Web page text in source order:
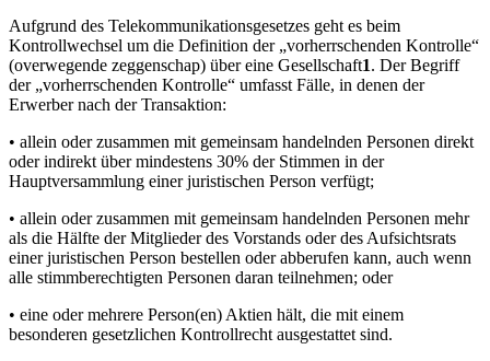
Aufgrund des Telekommunikationsgesetzes geht es beim
Kontrollwechsel um die Definition der „vorherrschenden Kontrolle“
(overwegende zeggenschap) über eine Gesellschaft1. Der Begriff
der „vorherrschenden Kontrolle“ umfasst Fälle, in denen der
Erwerber nach der Transaktion:
• allein oder zusammen mit gemeinsam handelnden Personen direkt
oder indirekt über mindestens 30% der Stimmen in der
Hauptversammlung einer juristischen Person verfügt;
• allein oder zusammen mit gemeinsam handelnden Personen mehr
als die Hälfte der Mitglieder des Vorstands oder des Aufsichtsrats
einer juristischen Person bestellen oder abberufen kann, auch wenn
alle stimmberechtigten Personen daran teilnehmen; oder
• eine oder mehrere Person(en) Aktien hält, die mit einem
besonderen gesetzlichen Kontrollrecht ausgestattet sind.